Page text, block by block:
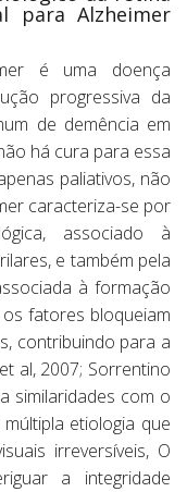
para Alzheimer
é uma doença
progressiva da
de demência em
há cura para essa
paliativos, não
caracteriza-se por
associado à
e também pela
à formação
fatores bloqueiam
contribuindo para a
al, 2007; Sorrentino
similaridades com o
etiologia que
irreversíveis, O
a integridade